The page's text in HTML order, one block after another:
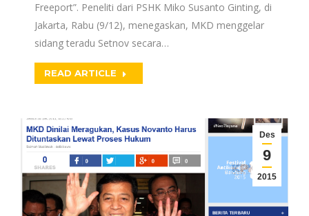
Freeport”. Peneliti dari PSHK Miko Susanto Ginting, di
Jakarta, Rabu (9/12), menegaskan, MKD menggelar
sidang teradu Setnov secara…
READ ARTICLE
Des
9
2015